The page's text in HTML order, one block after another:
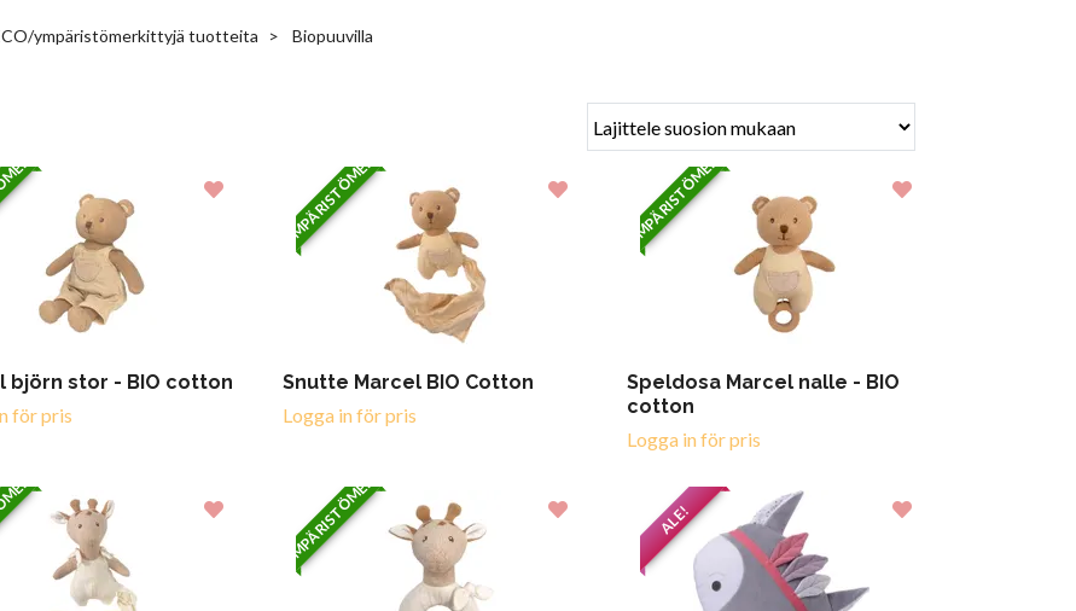
ympäristömerkittyjä tuotteita Biopuuvilla
björn stor - BIO cotton
för pris
YMPÄRISTÖMERKITTY
Snutte Marcel BIO Cotton
Logga in för pris
YMPÄRISTÖMERKITTY
Speldosa Marcel nalle - BIO
cotton
Logga in för pris
YMPÄRISTÖMERKITTY ALE!